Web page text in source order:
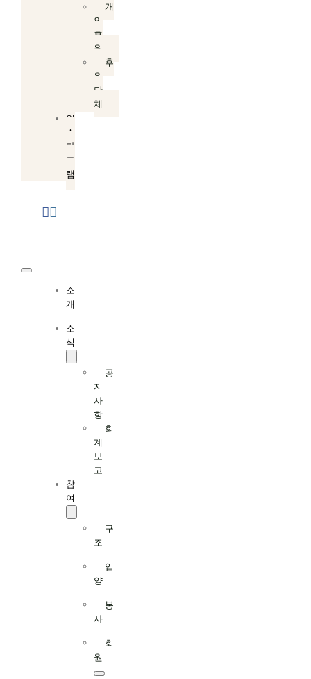
개
인
후
원
후
원
단
체
인
스
타
그
램
Toggle
Navigation
소
개
소
식
공
지
사
항
회
계
보
고
참
여
구
조
입
양
봉
사
회
원